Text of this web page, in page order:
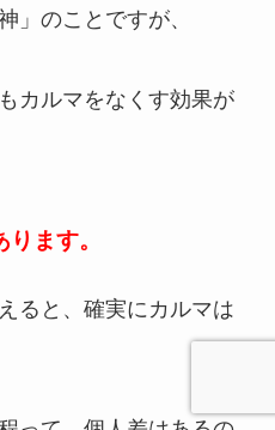
」のことですが、
カルマをなくす効果が
ます。
ると、確実にカルマは